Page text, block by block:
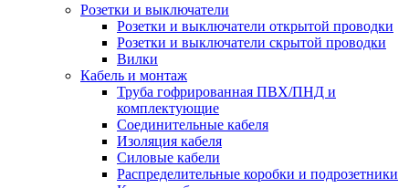
Розетки и выключатели
Розетки и выключатели открытой проводки
Розетки и выключатели скрытой проводки
Вилки
Кабель и монтаж
Труба гофрированная ПВХ/ПНД и
комплектующие
Соединительные кабеля
Изоляция кабеля
Силовые кабели
Распределительные коробки и подрозетники